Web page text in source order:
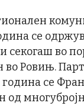
се
секогаш во
во Ровињ.
се
од